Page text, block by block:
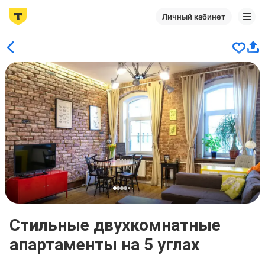
Личный кабинет
Стильные двухкомнатные
апартаменты на 5 углах